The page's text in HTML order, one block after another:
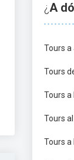
¿A
Tours a
Tours
Tours a
Tours
Tours a